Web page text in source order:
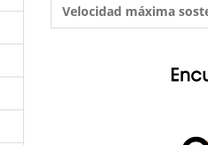
Velocidad máxima